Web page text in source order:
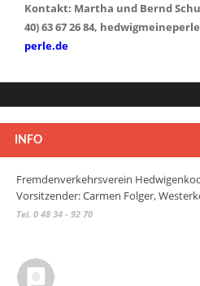
Kontakt: Martha und Bernd
40) 63 67 26 84,
perle.de
INFO
Fremdenverkehrsverein
Vorsitzender: Carmen Folger,
Tel. 0 48 34 - 92 70